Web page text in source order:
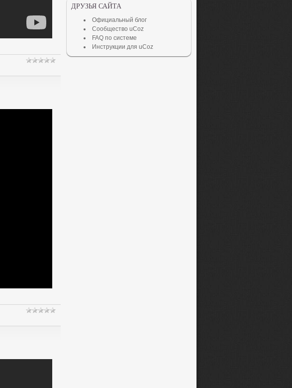
ДРУЗЬЯ САЙТА
Официальный блог
Сообщество uCoz
FAQ по системе
Инструкции для uCoz